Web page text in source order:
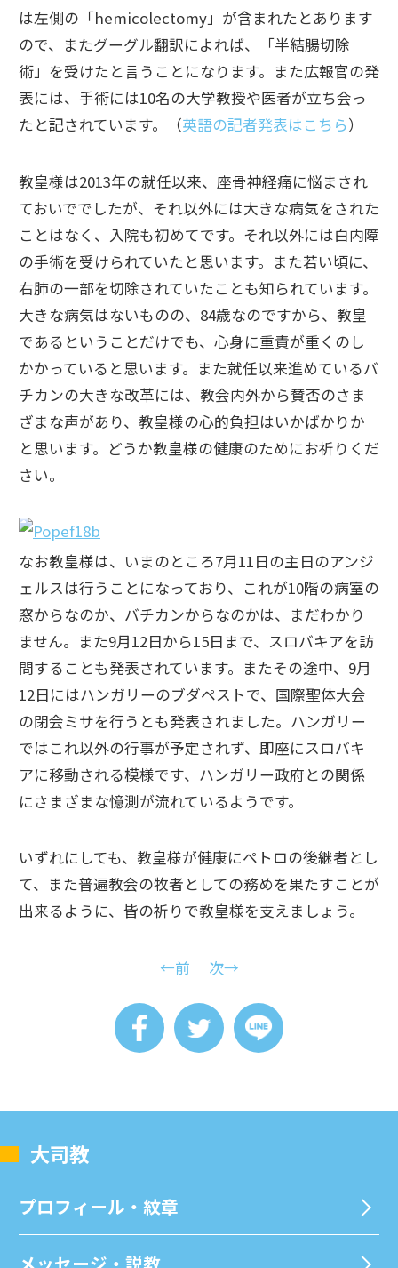
は左側の「hemicolectomy」が含まれたとあります
ので、またグーグル翻訳によれば、「半結腸切除
術」を受けたと言うことになります。また広報官の発
表には、手術には10名の大学教授や医者が立ち会っ
たと記されています。（英語の記者発表はこちら）
教皇様は2013年の就任以来、座骨神経痛に悩まされ
ておいででしたが、それ以外には大きな病気をされた
ことはなく、入院も初めてです。それ以外には白内障
の手術を受けられていたと思います。また若い頃に、
右肺の一部を切除されていたことも知られています。
大きな病気はないものの、84歳なのですから、教皇
であるということだけでも、心身に重責が重くのし
かかっていると思います。また就任以来進めているバ
チカンの大きな改革には、教会内外から賛否のさま
ざまな声があり、教皇様の心的負担はいかばかりか
と思います。どうか教皇様の健康のためにお祈りくだ
さい。
なお教皇様は、いまのところ7月11日の主日のアンジ
ェルスは行うことになっており、これが10階の病室の
窓からなのか、バチカンからなのかは、まだわかり
ません。また9月12日から15日まで、スロバキアを訪
問することも発表されています。またその途中、9月
12日にはハンガリーのブダペストで、国際聖体大会
の閉会ミサを行うとも発表されました。ハンガリー
ではこれ以外の行事が予定されず、即座にスロバキ
アに移動される模様です、ハンガリー政府との関係
にさまざまな憶測が流れているようです。
いずれにしても、教皇様が健康にペトロの後継者とし
て、また普遍教会の牧者としての務めを果たすことが
出来るように、皆の祈りで教皇様を支えましょう。
←前 次→
⼤司教
プロフィール・紋章